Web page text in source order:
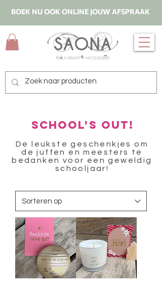
BOEK NU OOK ONLINE JOUW AFSPRAAK
School's OUT!
De leukste geschenkjes om
de juffen en meesters te
bedanken voor een geweldig
schooljaar!